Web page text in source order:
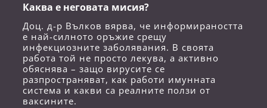
Каква е неговата мисия?
Доц. д-р Вълков вярва, че информираността
е най-силното оръжие срещу
инфекциозните заболявания. В своята
работа той не просто лекува, а активно
обяснява – защо вирусите се
разпространяват, как работи имунната
система и какви са реалните ползи от
ваксините.